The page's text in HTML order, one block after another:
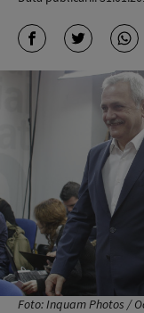
Foto: Inquam Photos /